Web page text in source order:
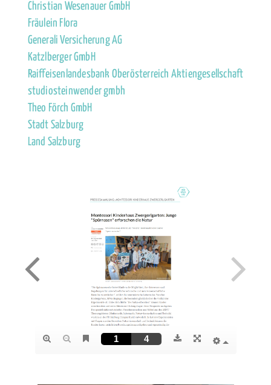
Christian Wesenauer GmbH
Fräulein Flora
Generali Versicherung AG
Katzlberger GmbH
Raiffeisenlandesbank Oberösterreich Aktiengesellschaft
studiosteinwender gmbh
Theo Förch GmbH
Stadt Salzburg
Land Salzburg